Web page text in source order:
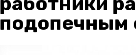
подопечным